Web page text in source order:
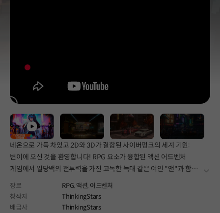
네온으로 가득 차있고 2D와 3D가 결합된 사이버펑크의 세계 기원:
변이에 오신 것을 환영합니다! RPG 요소가 융합된 액션 어드벤처
게임에서 일당백의 전투력을 가진 고독한 늑대 같은 여인 "앤"과 함께
기괴한 생물체를 만나보세요
더보
장르 RPG, 액션, 어드벤처
창작자
ThinkingStars
배급사
ThinkingStars